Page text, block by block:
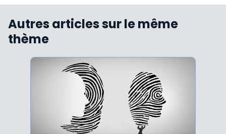
Autres articles sur le même
thème